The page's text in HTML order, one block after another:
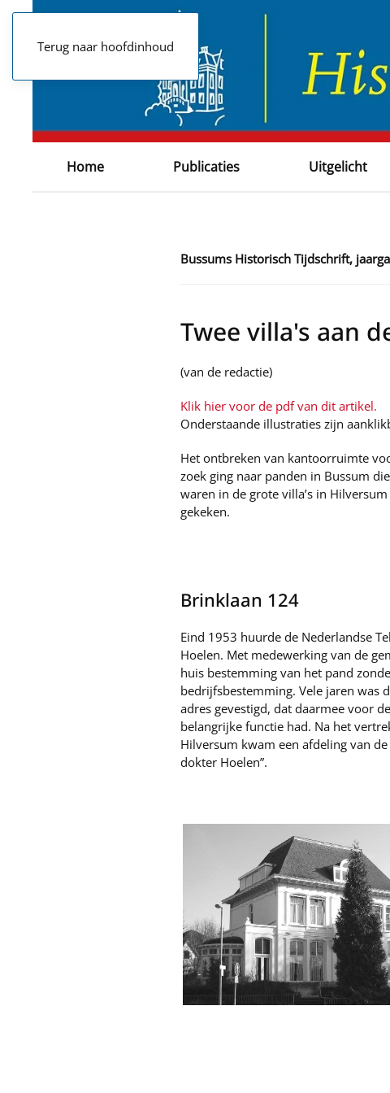
Terug naar hoofdinhoud
Home Publicaties Uitgelicht
Bussums Historisch Tijdschrift,
Twee villa's aan
(van de redactie)
Klik hier voor de pdf van dit artikel.
Onderstaande illustraties zijn
Het ontbreken van kantoorruimte
zoek ging naar panden in Bussum
waren in de grote villa’s in
gekeken.
Brinklaan 124
Eind 1953 huurde de Nederlandse
Hoelen. Met medewerking van de
huis bestemming van het pand
bedrijfsbestemming. Vele jaren was
adres gevestigd, dat daarmee voor
belangrijke functie had. Na het
Hilversum kwam een afdeling van
dokter Hoelen”.